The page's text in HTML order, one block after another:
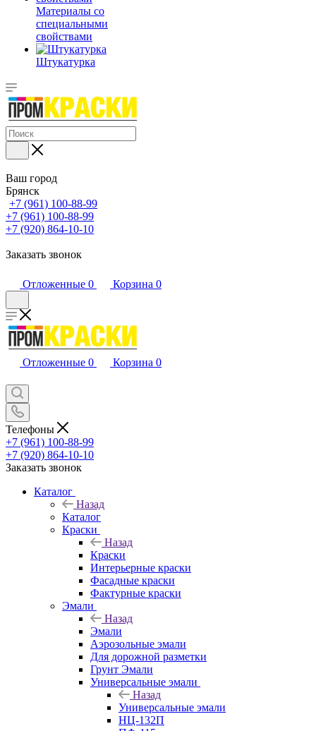
Материалы со
специальными
свойствами
Штукатурка
Ваш город
Брянск
+7 (961) 100-88-99
+7 (961) 100-88-99
+7 (920) 864-10-10
Заказать звонок
Отложенные 0 Корзина 0
Отложенные 0 Корзина 0
Телефоны
+7 (961) 100-88-99
+7 (920) 864-10-10
Заказать звонок
Каталог
Назад
Каталог
Краски
Назад
Краски
Интерьерные краски
Фасадные краски
Фактурные краски
Эмали
Назад
Эмали
Аэрозольные эмали
Для дорожной разметки
Грунт Эмали
Универсальные эмали
Назад
Универсальные эмали
НЦ-132П